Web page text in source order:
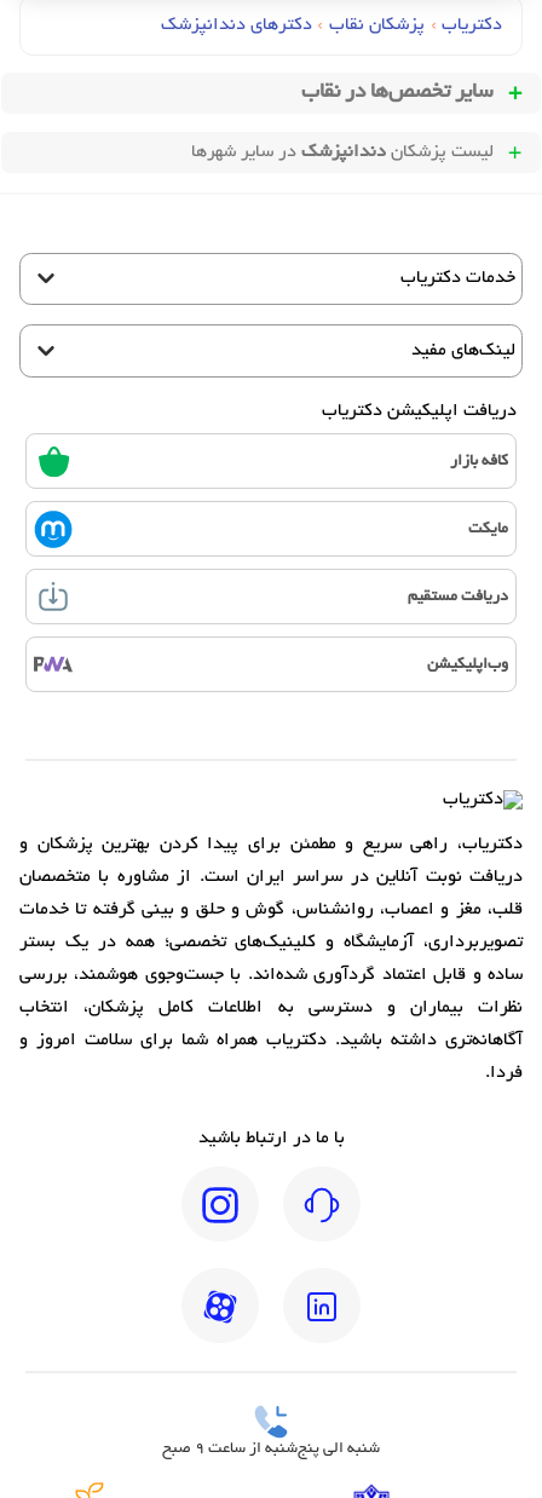
دکتریاب › پزشکان نقاب › دکترهای دندانپزشک
سایر تخصص‌ها درنقاب
لیست پزشکان دندانپزشک در سایر شهرها
خدمات دکتریاب
لینک‌های مفید
دریافت اپلیکیشن دکتریاب
کافه بازار
مایکت
دریافت مستقیم
وب‌اپلیکیشن
دکتریاب، راهی سریع و مطمئن برای پیدا کردن بهترین پزشکان و
دریافت نوبت آنلاین در سراسر ایران است. از مشاوره با متخصصان
قلب، مغز و اعصاب، روانشناس، گوش و حلق و بینی گرفته تا خدمات
تصویربرداری، آزمایشگاه و کلینیک‌های تخصصی؛ همه در یک بستر
ساده و قابل اعتماد گردآوری شده‌اند. با جست‌وجوی هوشمند، بررسی
نظرات بیماران و دسترسی به اطلاعات کامل پزشکان، انتخاب
آگاهانه‌تری داشته باشید. دکتریاب همراه شما برای سلامت امروز و
فردا.
با ما در ارتباط باشید
شنبه الی پنج‌شنبه از ساعت 9 صبح